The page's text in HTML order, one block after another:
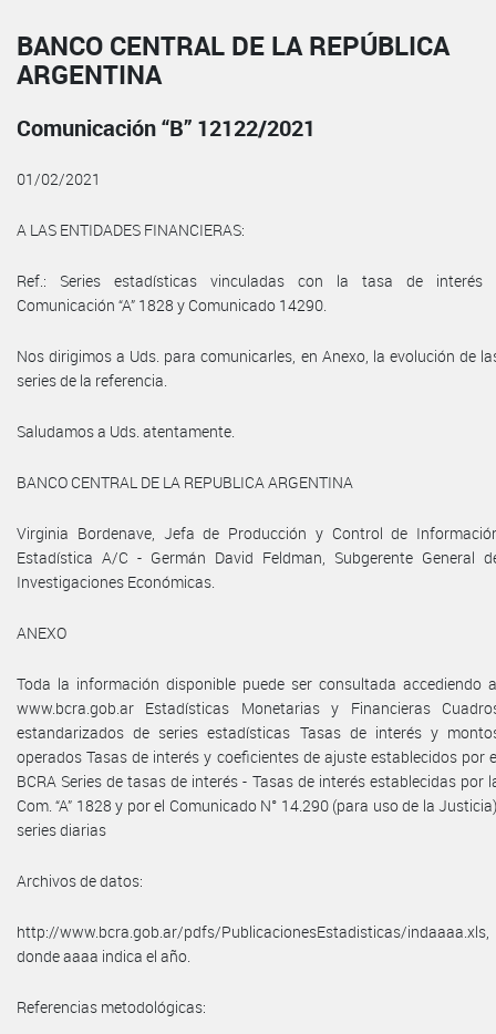
BANCO CENTRAL DE LA REPÚBLICA
ARGENTINA
Comunicación “B” 12122/2021
01/02/2021
A LAS ENTIDADES FINANCIERAS:
Ref.: Series estadísticas vinculadas con la tasa de interés
Comunicación “A” 1828 y Comunicado 14290.
Nos dirigimos a Uds. para comunicarles, en Anexo, la evolución de
series de la referencia.
Saludamos a Uds. atentamente.
BANCO CENTRAL DE LA REPUBLICA ARGENTINA
Virginia Bordenave, Jefa de Producción y Control de
Estadística A/C - Germán David Feldman, Subgerente General
Investigaciones Económicas.
ANEXO
Toda la información disponible puede ser consultada accediendo
www.bcra.gob.ar Estadísticas Monetarias y Financieras
estandarizados de series estadísticas Tasas de interés y
operados Tasas de interés y coeficientes de ajuste establecidos por
BCRA Series de tasas de interés - Tasas de interés establecidas por
Com. “A” 1828 y por el Comunicado N° 14.290 (para uso de la
series diarias
Archivos de datos:
http://www.bcra.gob.ar/pdfs/PublicacionesEstadisticas/indaaaa.xls,
donde aaaa indica el año.
Referencias metodológicas: